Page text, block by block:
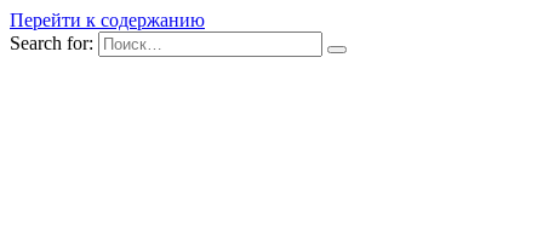
Перейти к содержанию
Search for: